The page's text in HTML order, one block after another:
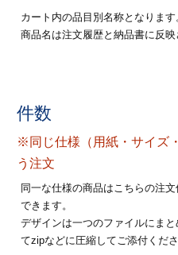
ファイル印刷
ァイル印刷
印刷
名刺印刷
ムカード印刷
刷
カード印刷
フォルダー
カート内の品目別名称となります
商品名は注文履歴と納品書に反映
件数
※同じ仕様（用紙・サイズ
う注文
同一な仕様の商品はこちらの注
できます。
デザインは一つのファイルにま
てzipなどに圧縮してご添付くださ